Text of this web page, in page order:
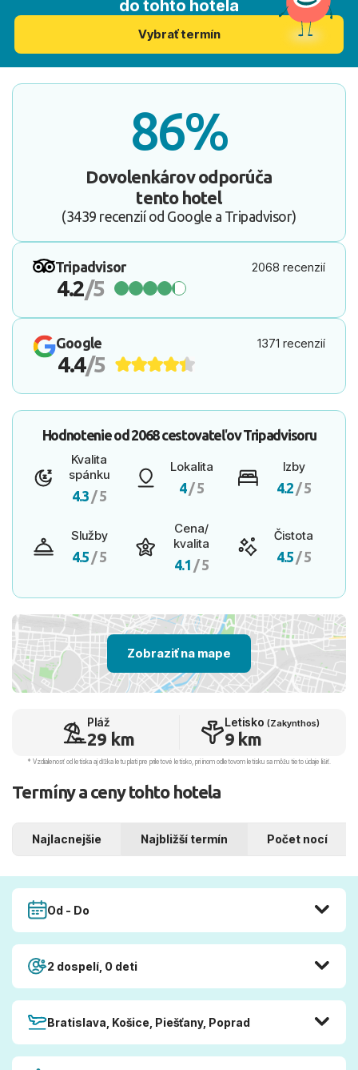
do tohto hotela
Vybrať termín
86%
Dovolenkárov odporúča
tento hotel
(3439 recenzií od Google a Tripadvisor)
Tripadvisor 2068 recenzií
4.2/5
Google 1371 recenzií
4.4/5
Hodnotenie od2068 cestovateľovTripadvisoru
Kvalita
spánku
4.3 / 5
Lokalita
4/ 5
Izby
4.2 / 5
Služby
4.5 / 5
Cena/
kvalita
4.1 / 5
Čistota
4.5 / 5
Zobraziť na mape
Pláž
29 km
Letisko (Zakynthos)
9 km
* Vzdialenosť od letiska aj dľžka letu platí pre príletové letisko, pri inom odletovom letisku sa môžu tieto údaje líšiť.
Termíny a ceny tohto hotela
Najlacnejšie Najbližší termín Počet nocí
Od - Do
2 dospelí, 0 deti
Bratislava, Košice, Piešťany, Poprad